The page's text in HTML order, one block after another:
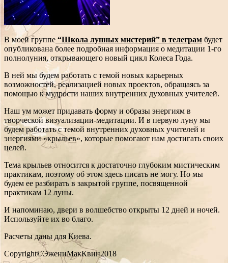
В моей группе “Школа лунных мистерий” в телеграм будет
опубликована более подробная информация о медитации 1-го
полнолуния, открывающего новый цикл Колеса Года.
В ней мы будем работать с темой новых карьерных
возможностей, реализацией новых проектов, обращаясь за
помощью к мудрости наших внутренних духовных учителей.
Наш ум может придавать форму и образы энергиям в
творческой визуализации-медитации. И в первую луну мы
будем работать с темой внутренних духовных учителей и
энергиями «крыльев», которые помогают нам достигать своих
целей.
Тема крыльев относится к достаточно глубоким мистическим
практикам, поэтому об этом здесь писать не могу. Но мы
будем ее разбирать в закрытой группе, посвященной
практикам 12 луны.
И напоминаю, двери в волшебство открыты 12 дней и ночей.
Используйте их во благо.
Расчеты даны для Киева.
Copyright©ЭжениМакКвин2018